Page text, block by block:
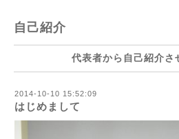
自己紹介
代表者から自己紹介さ
2014-10-10 15:52:09
はじめまして